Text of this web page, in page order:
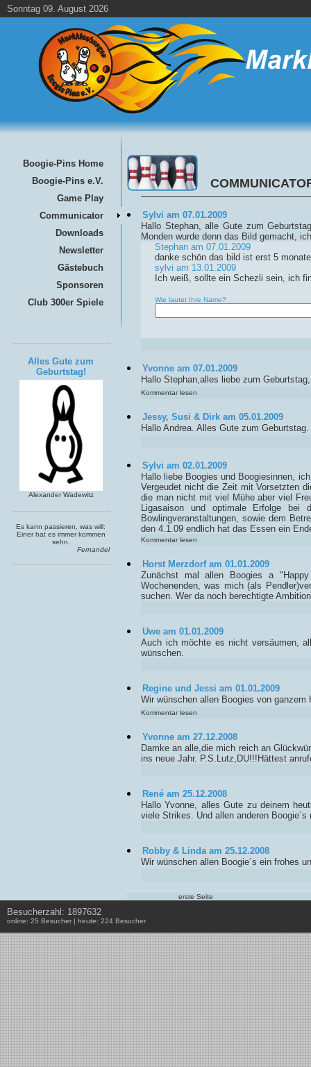
Sonntag 09. August 2026
Boogie-Pins Home
Boogie-Pins e.V.
Game Play
Communicator
Downloads
Newsletter
Gästebuch
Sponsoren
Club 300er Spiele
Alles Gute zum
Geburtstag!
Alexander Wadewitz
Es kann passieren, was will:
Einer hat es immer kommen
sehn.
Fernandel
Sylvi am 07.01.2009
Hallo Stephan, alle Gute zum
Monden wurde denn das Bild gemacht,
Stephan am 07.01.2009
danke schön das bild ist erst 5
sylvi am 13.01.2009
Ich weiß, sollte ein Schezli sein, ich
Wie lautet Ihre Name?
Yvonne am 07.01.2009
Hallo Stephan,alles liebe zum
Kommentar lesen
Jessy, Susi & Dirk am 05.01.2009
Hallo Andrea. Alles Gute zum Geburtstag.
Sylvi am 02.01.2009
Hallo liebe Boogies und Boogiesinnen,
Vergeudet nicht die Zeit mit Vorsetzten
die man nicht mit viel Mühe aber viel
Ligasaison und optimale Erfolge
Bowlingveranstaltungen, sowie dem
den 4.1.09 endlich hat das Essen ein
Kommentar lesen
Horst Merzdorf am 01.01.2009
Zunächst mal allen Boogies a
Wochenenden, was mich (als
suchen. Wer da noch berechtigte
Uwe am 01.01.2009
Auch ich möchte es nicht versäumen,
wünschen.
Regine und Jessi am 01.01.2009
Wir wünschen allen Boogies von
Kommentar lesen
Yvonne am 27.12.2008
Damke an alle,die mich reich an
ins neue Jahr. P.S.Lutz,DU!!!Hättest
René am 25.12.2008
Hallo Yvonne, alles Gute zu deinem
viele Strikes. Und allen anderen
Robby & Linda am 25.12.2008
Wir wünschen allen Boogie´s ein frohes
erste Seite
Besucherzahl: 1897632
online: 25 Besucher | heute: 224 Besucher